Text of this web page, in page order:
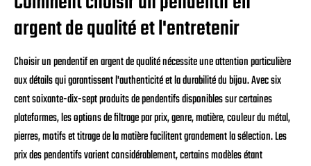
argent de qualité et l'entretenir
Choisir un pendentif en argent de qualité nécessite une attention particulière
aux détails qui garantissent l'authenticité et la durabilité du bijou. Avec six
cent soixante-dix-sept produits de pendentifs disponibles sur certaines
plateformes, les options de filtrage par prix, genre, matière, couleur du métal,
pierres, motifs et titrage de la matière facilitent grandement la sélection. Les
prix des pendentifs varient considérablement, certains modèles étant